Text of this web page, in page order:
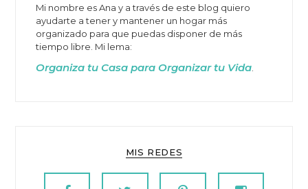
Mi nombre es Ana y a través de este blog quiero
ayudarte a tener y mantener un hogar más
organizado para que puedas disponer de más
tiempo libre. Mi lema:
Organiza tu Casa para Organizar tu Vida
MIS REDES